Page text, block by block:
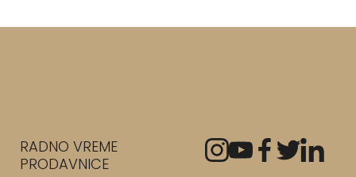
RADNO VREME
PRODAVNICE